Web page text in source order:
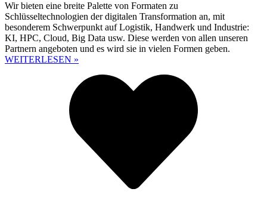
Wir bieten eine breite Palette von Formaten zu
Schlüsseltechnologien der digitalen Transformation an, mit
besonderem Schwerpunkt auf Logistik, Handwerk und Industrie:
KI, HPC, Cloud, Big Data usw. Diese werden von allen unseren
Partnern angeboten und es wird sie in vielen Formen geben.
WEITERLESEN »